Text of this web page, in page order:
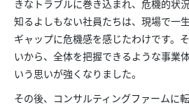
きなトラブルに巻き込まれ、危機的状
知るよしもない社員たちは、現場で一
ギャップに危機感を感じたわけです。
いから、全体を把握できるような事業
いう思いが強くなりました。
その後、コンサルティングファームに